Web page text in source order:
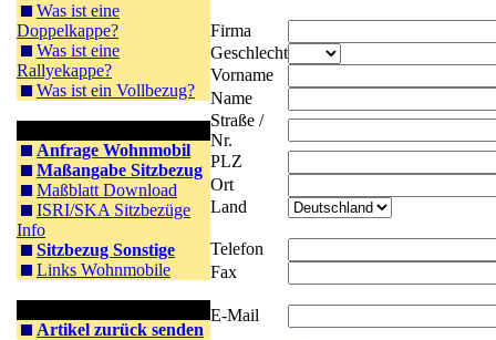
Was ist eine
Doppelkappe?
Was ist eine
Rallyekappe?
Was ist ein Vollbezug?
Anfrage Wohnmobil
Maßangabe Sitzbezug
Maßblatt Download
ISRI/SKA Sitzbezüge
Info
Sitzbezug Sonstige
Links Wohnmobile
Artikel zurück senden
Firma
Geschlecht
Vorname
Name
Straße /
Nr.
PLZ
Ort
Land
Telefon
Fax
E-Mail